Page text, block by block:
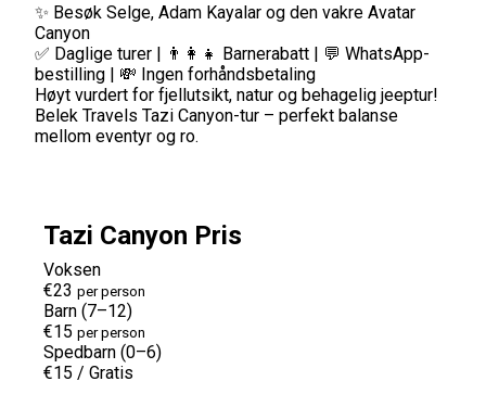
✨ Besøk Selge, Adam Kayalar og den vakre Avatar
Canyon
✅ Daglige turer | 👨‍👩‍👧 Barnerabatt | 💬 WhatsApp-
bestilling | 💸 Ingen forhåndsbetaling
Høyt vurdert for fjellutsikt, natur og behagelig jeeptur!
Belek Travels Tazi Canyon-tur – perfekt balanse
mellom eventyr og ro.
Tazi Canyon Pris
Voksen
€23 per person
Barn (7–12)
€15 per person
Spedbarn (0–6)
€15 / Gratis